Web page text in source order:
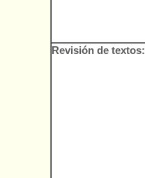
Revisión de textos: